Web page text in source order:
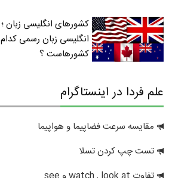
کشورهای انگلیسی زبان ؛
انگلیسی زبان رسمی کدام
کشورهاست ؟
علم فردا در اینستاگرام
مقایسه سرعت فضاپیما و هواپیما
تست چپ کردن تسلا